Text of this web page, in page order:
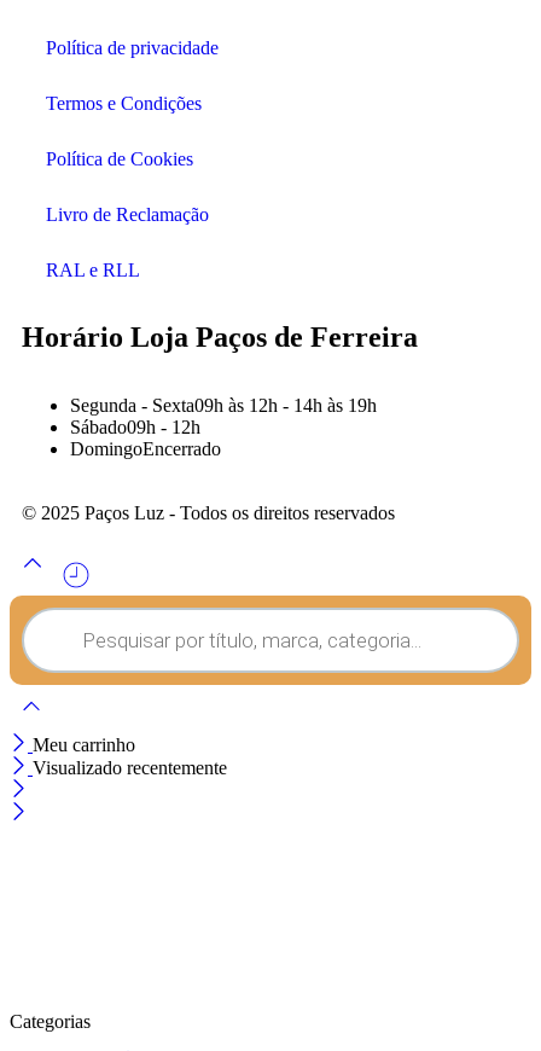
Política de privacidade
Termos e Condições
Política de Cookies
Livro de Reclamação
RAL e RLL
Horário Loja Paços de Ferreira
Segunda - Sexta09h às 12h - 14h às 19h
Sábado09h - 12h
DomingoEncerrado
© 2025 Paços Luz - Todos os direitos reservados
Meu carrinho
Visualizado recentemente
Categorias